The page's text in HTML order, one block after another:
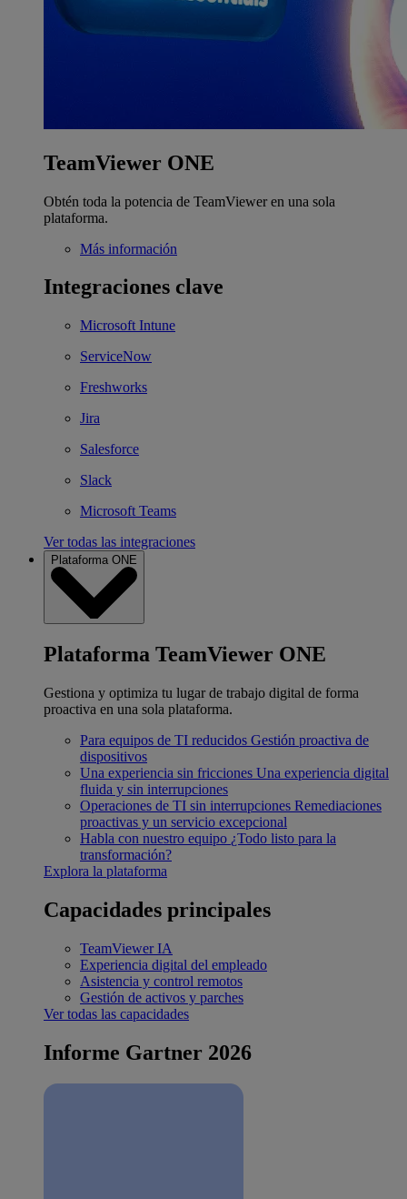
TeamViewer ONE
Obtén toda la potencia de TeamViewer en una sola
plataforma.
Más información
Integraciones clave
Microsoft Intune
ServiceNow
Freshworks
Jira
Salesforce
Slack
Microsoft Teams
Ver todas las integraciones
Plataforma ONE
Plataforma TeamViewer ONE
Gestiona y optimiza tu lugar de trabajo digital de forma
proactiva en una sola plataforma.
Para equipos de TI reducidos Gestión proactiva de
dispositivos
Una experiencia sin fricciones Una experiencia digital
fluida y sin interrupciones
Operaciones de TI sin interrupciones Remediaciones
proactivas y un servicio excepcional
Habla con nuestro equipo ¿Todo listo para la
transformación?
Explora la plataforma
Capacidades principales
TeamViewer IA
Experiencia digital del empleado
Asistencia y control remotos
Gestión de activos y parches
Ver todas las capacidades
Informe Gartner 2026